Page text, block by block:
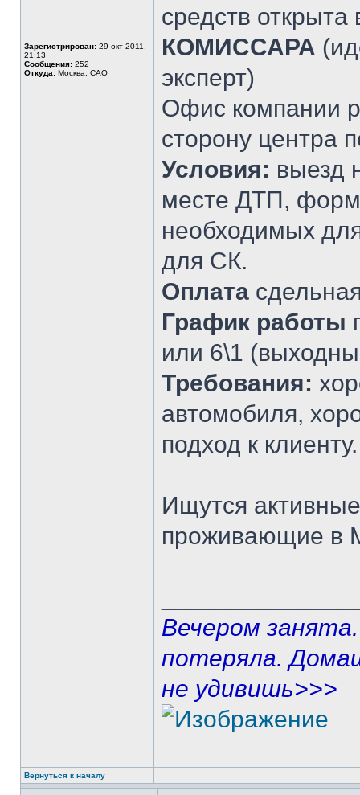
Зарегистрирован: 29 окт 2011,
21:13
Сообщения: 252
Откуда: Москва, САО
средств
КОМИССАРА
эксперт)
Офис компании
сторону центра
Условия: выезд
месте ДТП,
необходимых
для СК.
Оплата
График работы
или 6\1
Требования:
автомобиля,
подход к клиенту.
Ищутся
проживающие в
Вечером
потеряла.
не удивишь>>>
Вернуться к началу